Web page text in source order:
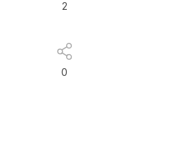
2
0